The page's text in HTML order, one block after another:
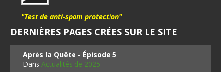
"Test de anti-spam protection"
DERNIÈRES PAGES CRÉES SUR LE SITE
Après la Quête - Épisode 5
DansActualités de 2025